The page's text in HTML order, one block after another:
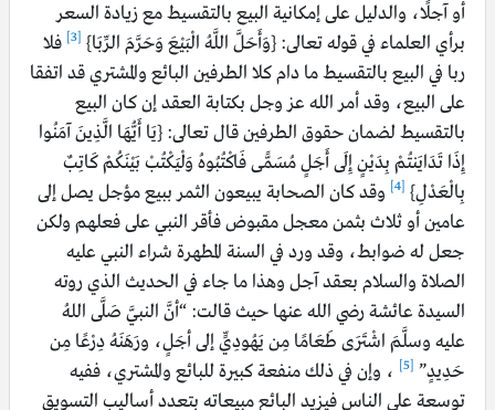
أو آجلًا، والدليل على إمكانية البيع بالتقسيط مع زيادة السعر
برأي العلماء في قوله تعالى: {وَأَحَلَّ اللَّهُ الْبَيْعَ وَحَرَّمَ الرِّبَا} [3]
فلا
ربا في البيع بالتقسيط ما دام كلا الطرفين البائع والمشتري قد اتفقا
على البيع، وقد أمر الله عز وجل بكتابة العقد إن كان البيع
بالتقسيط لضمان حقوق الطرفين قال تعالى: {يَا أَيُّهَا الَّذِينَ آمَنُوا
إِذَا تَدَايَنتُمْ بِدَيْنٍ إِلَى أَجَلٍ مُسَمًّى فَاكْتُبُوهُ وَلْيَكْتُبْ بَيْنَكُمْ كَاتِبٌ
بِالْعَدْلِ} [4]
وقد كان الصحابة يبيعون الثمر ببيع مؤجل يصل إلى
عامين أو ثلاث بثمن معجل مقبوض فأقر النبي على فعلهم ولكن
جعل له ضوابط، وقد ورد في السنة المطهرة شراء النبي عليه
الصلاة والسلام بعقد آجل وهذا ما جاء في الحديث الذي روته
السيدة عائشة رضي الله عنها حيث قالت: “أنَّ النبيَّ صَلَّى اللهُ
عليه وسلَّمَ اشْتَرَى طَعَامًا مِن يَهُودِيٍّ إلى أجَلٍ، ورَهَنَهُ دِرْعًا مِن
حَدِيدٍ” [5]
، وإن في ذلك منفعة كبيرة للبائع والمشتري، ففيه
توسعة على الناس فيزيد البائع مبيعاته بتعدد أساليب التسويق